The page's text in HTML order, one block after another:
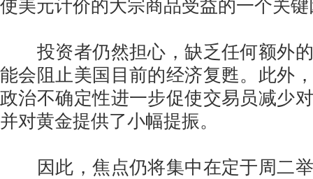
使美元计价的大宗商品受益的一个关
投资者仍然担心，缺乏任何额外的
能会阻止美国目前的经济复甦。此外
政治不确定性进一步促使交易员减少
并对黄金提供了小幅提振。
因此，焦点仍将集中在定于周二举